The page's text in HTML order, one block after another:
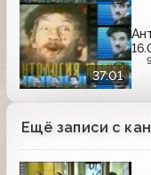
37:01
Ещё записи с